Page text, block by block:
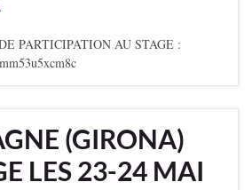
PARTICIPATION AU STAGE :
(GIRONA)
LES 23-24 MAI